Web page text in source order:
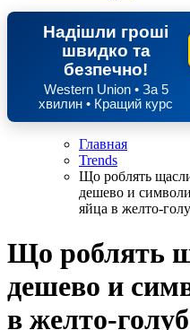
Надішли гроші
швидко та
безпечно!
Western Union • За 5
хвилин • Кращий курс
Главная
Trends
Що роблять
дешево и
яйца в желто-
Що роблять
дешево и
в желто-